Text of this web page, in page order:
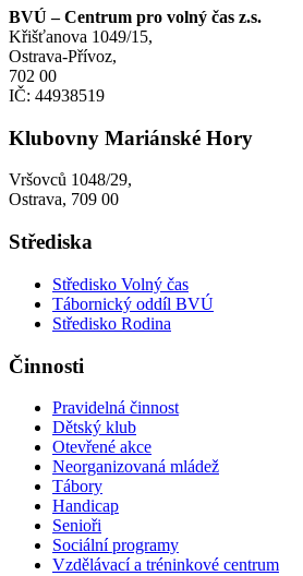
BVÚ – Centrum pro volný čas z.s.
Křišťanova 1049/15,
Ostrava-Přívoz,
702 00
IČ: 44938519
Klubovny Mariánské Hory
Vršovců 1048/29,
Ostrava, 709 00
Střediska
Středisko Volný čas
Tábornický oddíl BVÚ
Středisko Rodina
Činnosti
Pravidelná činnost
Dětský klub
Otevřené akce
Neorganizovaná mládež
Tábory
Handicap
Senioři
Sociální programy
Vzdělávací a tréninkové centrum